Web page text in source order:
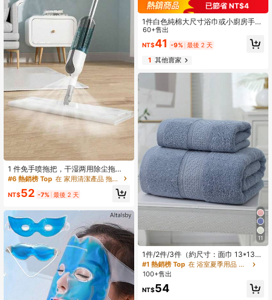
1 件免手喷拖把，干湿两用除尘拖
把，适用于浴室、客厅、厨房、卧
室、家用清洁工具，可更换拖把头
#6 熱銷榜 Top 在 家用清潔產品 拖把和拖把套裝
NT$52 -7% 最後 2 天
已節省 NT$4
1件白色純棉大尺寸浴巾或小廚房手
巾，男女皆宜，四季適用，吸水快且
易乾，適合浴室、飯店、旅行、派
對、節日禮物、美容院、學校及居家
使用
60+售出
NT$41 -9% 最後 2 天
1其他賣家
11
1件/2件/3件（約尺寸：面巾 13*13英
吋 + 手巾 13*29英吋 + 浴巾 28*55英
吋）夏季輕量透氣純棉鑽石緞帶設計
吸水面部洗漱家用柔軟親膚梳理棉浴
巾浴室用品
#1 熱銷榜 Top
在 浴室夏季用品 浴室毛巾
100+售出
NT$54